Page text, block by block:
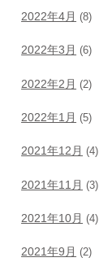
2022年4月 (8)
2022年3月 (6)
2022年2月 (2)
2022年1月 (5)
2021年12月 (4)
2021年11月 (3)
2021年10月 (4)
2021年9月 (2)